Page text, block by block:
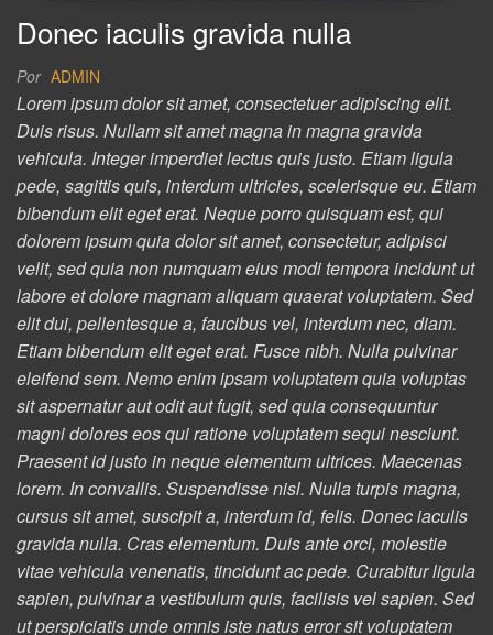
Donec iaculis gravida nulla
Por ADMIN
Lorem ipsum dolor sit amet, consectetuer adipiscing elit.
Duis risus. Nullam sit amet magna in magna gravida
vehicula. Integer imperdiet lectus quis justo. Etiam ligula
pede, sagittis quis, interdum ultricies, scelerisque eu. Etiam
bibendum elit eget erat. Neque porro quisquam est, qui
dolorem ipsum quia dolor sit amet, consectetur, adipisci
velit, sed quia non numquam eius modi tempora incidunt ut
labore et dolore magnam aliquam quaerat voluptatem. Sed
elit dui, pellentesque a, faucibus vel, interdum nec, diam.
Etiam bibendum elit eget erat. Fusce nibh. Nulla pulvinar
eleifend sem. Nemo enim ipsam voluptatem quia voluptas
sit aspernatur aut odit aut fugit, sed quia consequuntur
magni dolores eos qui ratione voluptatem sequi nesciunt.
Praesent id justo in neque elementum ultrices. Maecenas
lorem. In convallis. Suspendisse nisl. Nulla turpis magna,
cursus sit amet, suscipit a, interdum id, felis. Donec iaculis
gravida nulla. Cras elementum. Duis ante orci, molestie
vitae vehicula venenatis, tincidunt ac pede. Curabitur ligula
sapien, pulvinar a vestibulum quis, facilisis vel sapien. Sed
ut perspiciatis unde omnis iste natus error sit voluptatem